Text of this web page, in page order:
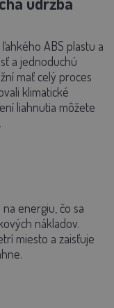
ABS plastu a
a jednoduchú
mať celý proces
klimatické
liahnutia môžete
energiu, čo sa
nákladov.
miesto a zaisťuje